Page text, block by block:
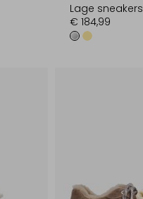
Lage sneakers
€ 184,99